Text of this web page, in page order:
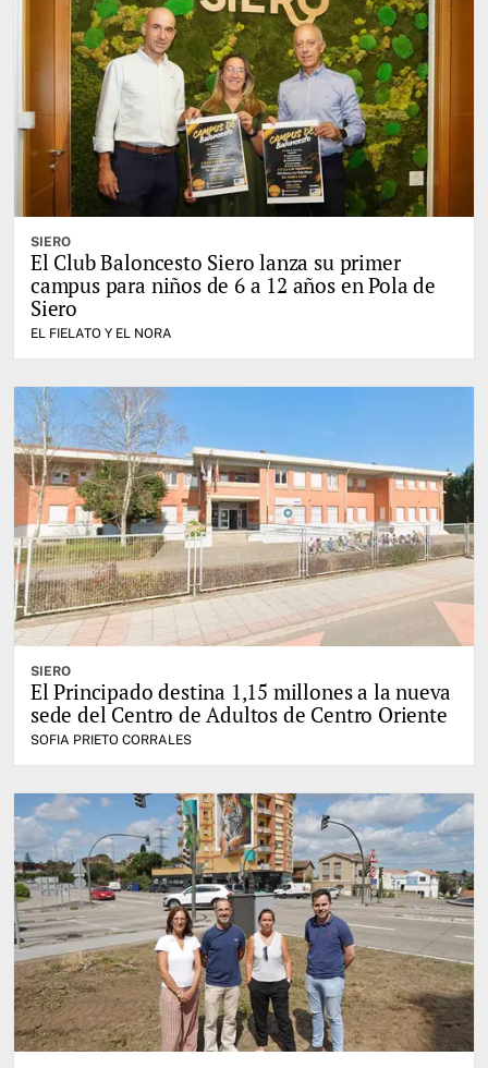
SIERO
El Club Baloncesto Siero lanza su primer
campus para niños de 6 a 12 años en Pola de
Siero
EL FIELATO Y EL NORA
SIERO
El Principado destina 1,15 millones a la nueva
sede del Centro de Adultos de Centro Oriente
SOFIA PRIETO CORRALES